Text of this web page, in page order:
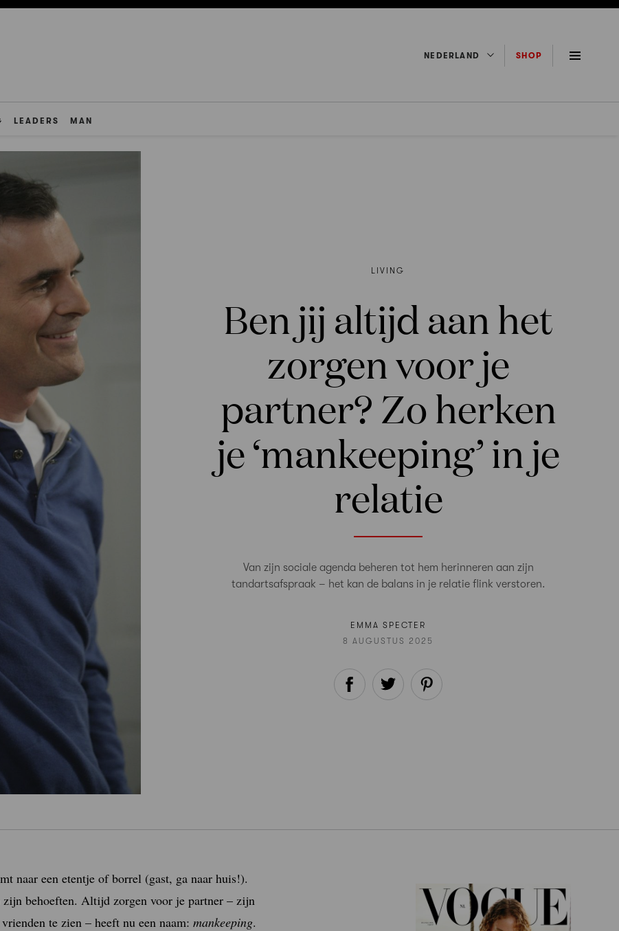
NEDERLAND SHOP
LEADERS MAN
LIVING
Ben jij altijd aan het
zorgen voor je
partner? Zo herken
je ‘mankeeping’ in je
relatie
Van zijn sociale agenda beheren tot hem herinneren aan zijn
tandartsafspraak – het kan de balans in je relatie flink verstoren.
EMMA SPECTER
8 AUGUSTUS 2025
naar een etentje of borrel (gast, ga naar huis!).
behoeften. Altijd zorgen voor je partner – zijn
te zien – heeft nu een naam: mankeeping.